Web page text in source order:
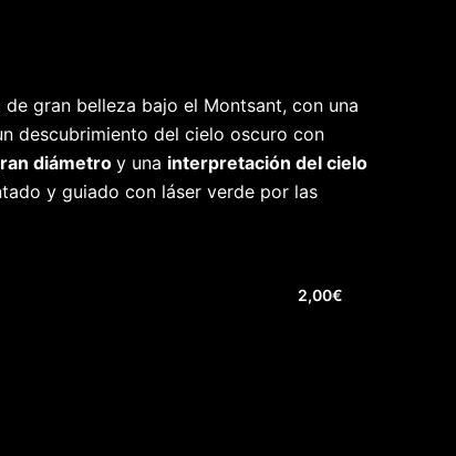
gran belleza bajo el Montsant, con una
descubrimiento del cielo oscuro con
diámetroy una interpretación del cielo
y guiado con láser verde por las
2,00€